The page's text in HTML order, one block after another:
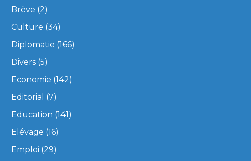
Brève (2)
Culture (34)
Diplomatie (166)
Divers(5)
Economie (142)
Editorial (7)
Education (141)
Elévage (16)
Emploi (29)